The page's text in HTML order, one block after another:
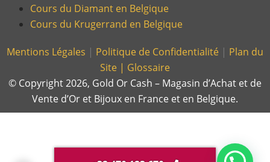
Cours du Diamant en Belgique
Cours du Krugerrand en Belgique
Mentions Légales | Politique de Confidentialité | Plan du
Site | Glossaire
© Copyright 2026, Gold Or Cash – Magasin d’Achat et de
Vente d’Or et Bijoux en France et en Belgique.